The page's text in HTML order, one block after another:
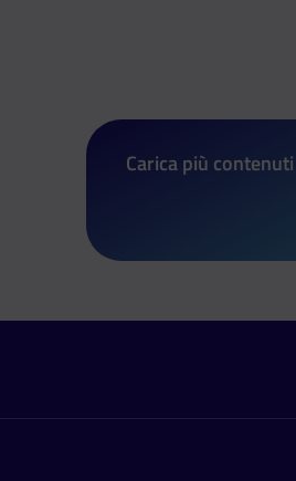
Carica più contenuti